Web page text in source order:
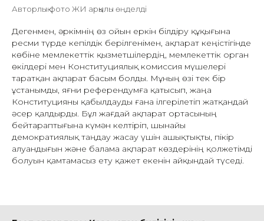
Авторлық фото ЖИ арқылы өңделді
Дегенмен, әркімнің өз ойын еркін білдіру құқығына
ресми түрде кепілдік берілгенімен, ақпарат кеңістігінде
көбіне мемлекеттік қызметшілердің, мемлекеттік орган
өкілдері мен Конституциялық комиссия мүшелері
таратқан ақпарат басым болды. Мұның өзі тек бір
ұстанымды, яғни референдумға қатысып, жаңа
Конституцияны қабылдауды ғана ілгерілетіп жатқандай
әсер қалдырды. Бұл жағдай ақпарат ортасының
бейтараптығына күмән келтіріп, шынайы
демократиялық таңдау жасау үшін ашықтықты, пікір
алуандығын және балама ақпарат көздерінің қолжетімді
болуын қамтамасыз ету қажет екенін айқындай түседі.